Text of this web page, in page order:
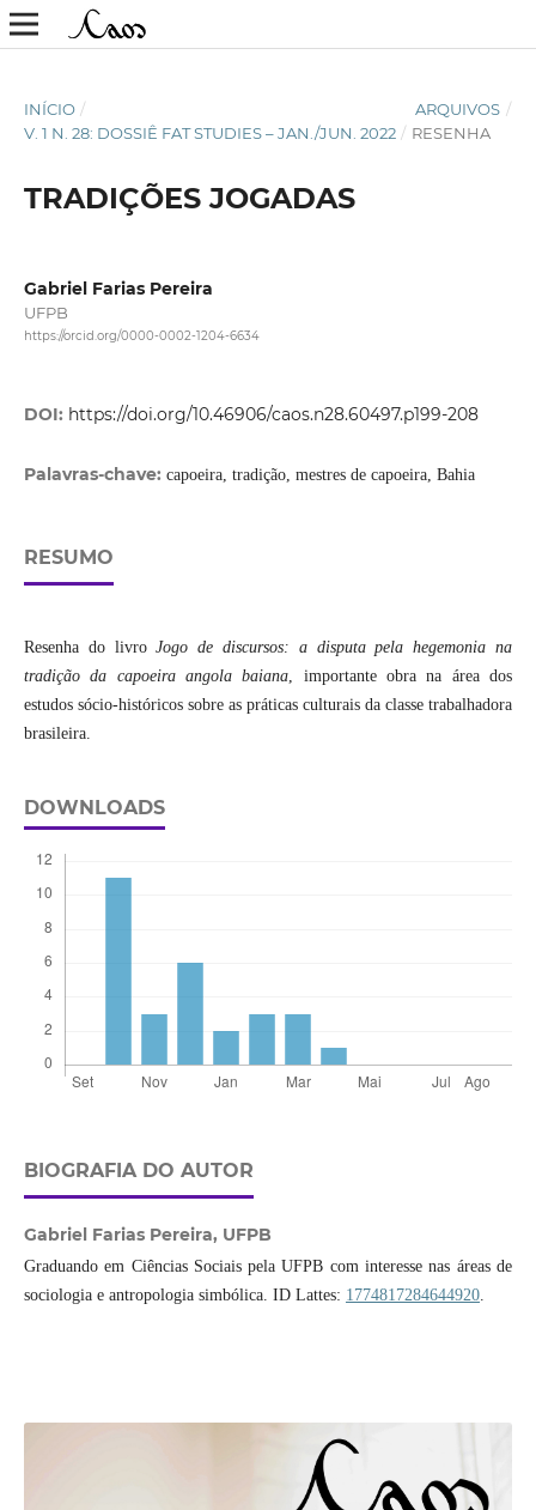
INÍCIO / ARQUIVOS /
V. 1 N. 28: DOSSIÊ FAT STUDIES – JAN./JUN. 2022 / RESENHA
TRADIÇÕES JOGADAS
Gabriel Farias Pereira
UFPB
https://orcid.org/0000-0002-1204-6634
DOI: https://doi.org/10.46906/caos.n28.60497.p199-208
Palavras-chave: capoeira, tradição, mestres de capoeira, Bahia
RESUMO
Resenha do livroJogo de discursos: a disputa pela hegemonia na
tradição da capoeira angola baiana, importante obra na área dos
estudos sócio-históricos sobre as práticas culturais da classe trabalhadora
brasileira.
DOWNLOADS
BIOGRAFIA DO AUTOR
Gabriel Farias Pereira, UFPB
Graduando em Ciências Sociais pela UFPB com interesse nas áreas de
sociologia e antropologia simbólica. ID Lattes: 1774817284644920.